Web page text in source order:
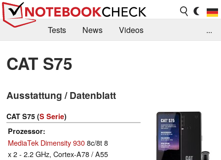
Tests News
Videos
Kaufberatung
Forum
...
CAT S75
Ausstattung / Datenblatt
CAT S75 (S Serie)
Prozessor
MediaTek Dimensity 9308c/8t 8
x 2 - 2.2 GHz, Cortex-A78 / A55